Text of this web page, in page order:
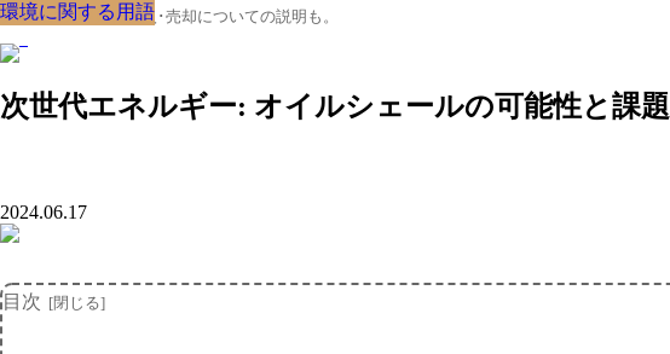
クルマの大辞典、購入･売却についての説明も。
次世代エネルギー: オイルシェールの可能性と課題
環境に関する用語
2024.06.17
目次
環境に関する用語
環境に関する用語
環境に関する用語
環境に関する用語
環境に関する用語
環境に関する用語
環境に関する用語
環境に関する用語